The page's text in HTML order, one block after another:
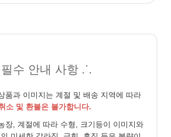
수 안내 사항 ⸫
품과 이미지는 계절 및 배송 지역에 따라
소 및 환불은 불가합니다.
장, 계절에 따라 수형, 크기등이 이미지와